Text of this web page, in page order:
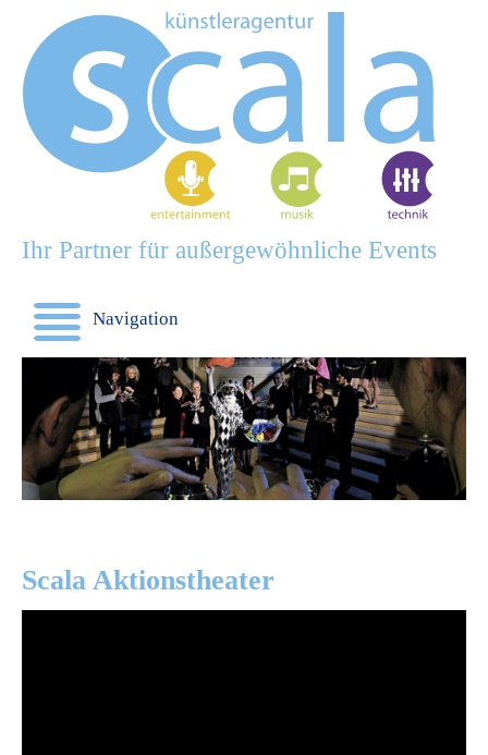
Ihr Partner für außergewöhnliche Events
Navigation
Scala Aktionstheater